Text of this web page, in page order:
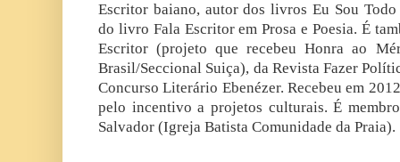
Escritor baiano, autor dos livros Eu Sou
do livro Fala Escritor em Prosa e Poesia. É
Escritor (projeto que recebeu Honra ao
Brasil/Seccional Suiça), da Revista Fazer
Concurso Literário Ebenézer. Recebeu em
pelo incentivo a projetos culturais. É
Salvador (Igreja Batista Comunidade da Praia).